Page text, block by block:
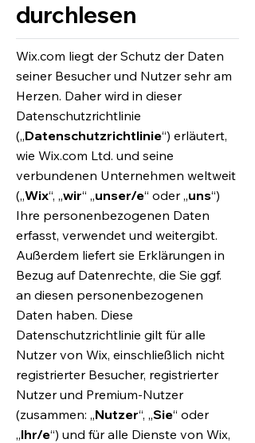
durchlesen
Wix.com liegt der Schutz der Daten
seiner Besucher und Nutzer sehr am
Herzen. Daher wird in dieser
Datenschutzrichtlinie
(„Datenschutzrichtlinie“) erläutert,
wie Wix.com Ltd. und seine
verbundenen Unternehmen weltweit
(„Wix“, „wir“ „unser/e“ oder „uns“)
Ihre personenbezogenen Daten
erfasst, verwendet und weitergibt.
Außerdem liefert sie Erklärungen in
Bezug auf Datenrechte, die Sie ggf.
an diesen personenbezogenen
Daten haben. Diese
Datenschutzrichtlinie gilt für alle
Nutzer von Wix, einschließlich nicht
registrierter Besucher, registrierter
Nutzer und Premium-Nutzer
(zusammen: „Nutzer“, „Sie“ oder
„Ihr/e“) und für alle Dienste von Wix,